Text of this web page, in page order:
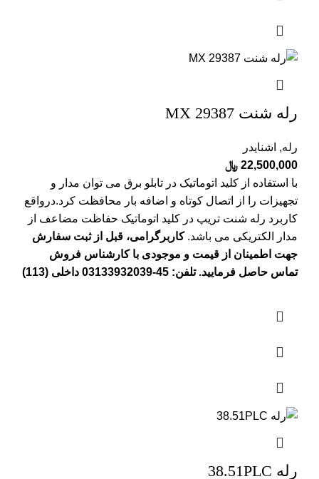
رله شنت MX 29387
رله, اشنایدر
22,500,000 ﷼
با استفاده از کلید اتوماتیک در تابلو برق می توان مدار و
تجهیزات را از اتصال کوتاه و اضافه بار محافظت کرد.درواقع
کاربرد رله شنت تریپ در کلید اتوماتیک حفاظت مضاعف از
مدار الکتریکی می باشد.کاربرگرامی، قبل از ثبت سفارش
جهت اطمینان از قیمت و موجودی با کارشناس فروش
تماس حاصل فرمایید. تلفن: 45-03133932039 داخلی (113)
رله 38.51PLC